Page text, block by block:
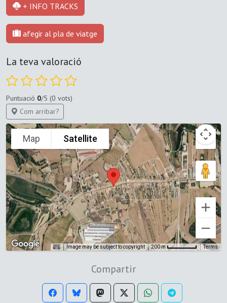
+ INFO TRACKS
afegir al pla de viatge
La teva valoració
Puntuació 0/5 (0 vots)
Com arribar?
Map Satellite
Image may be subject to copyright 200 m Terms
Compartir